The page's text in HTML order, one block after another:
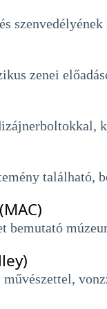
zenei
található,
bemutató